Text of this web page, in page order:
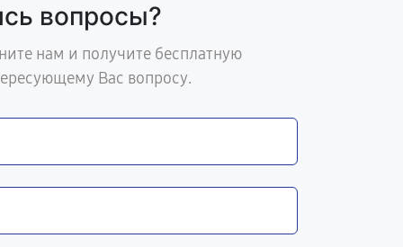
вопросы?
нам и получите бесплатную
Вас вопросу.